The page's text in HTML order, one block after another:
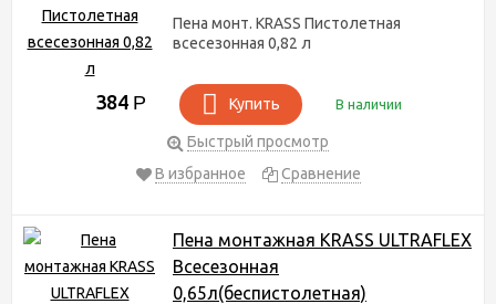
Пена монт. KRASS Пистолетная
всесезонная 0,82 л
384 Р Купить В наличии
Быстрый просмотр
В избранное
Сравнение
Пена монтажная KRASS ULTRAFLEX
Всесезонная
0,65л(беспистолетная)